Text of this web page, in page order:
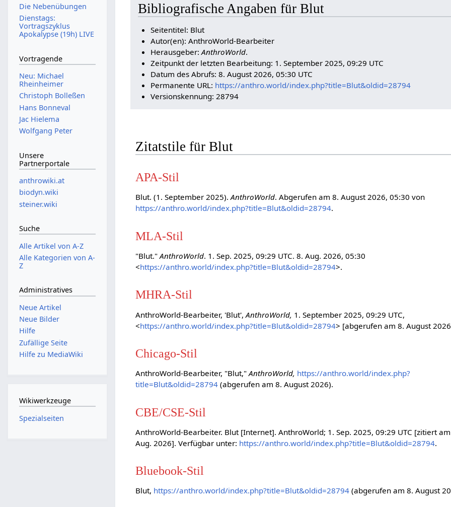
Bibliografische Angaben für Blut
Seitentitel: Blut
Autor(en): AnthroWorld-Bearbeiter
Herausgeber: AnthroWorld.
Zeitpunkt der letzten Bearbeitung: 1. September 2025, 09:29 UTC
Datum des Abrufs: 8. August 2026, 05:30 UTC
Permanente URL: https://anthro.world/index.php?title=Blut&oldid=28794
Versionskennung: 28794
Zitatstile für Blut
APA-Stil
Blut. (1. September 2025).AnthroWorld. Abgerufen am 8. August 2026, 05:30 von
https://anthro.world/index.php?title=Blut&oldid=28794.
MLA-Stil
"Blut."AnthroWorld. 1. Sep. 2025, 09:29 UTC. 8. Aug. 2026, 05:30
<https://anthro.world/index.php?title=Blut&oldid=28794>.
MHRA-Stil
AnthroWorld-Bearbeiter, 'Blut',AnthroWorld, 1. September 2025, 09:29 UTC,
<https://anthro.world/index.php?title=Blut&oldid=28794> [abgerufen am 8. August
Chicago-Stil
AnthroWorld-Bearbeiter, "Blut,"AnthroWorld, https://anthro.world/index.php?
title=Blut&oldid=28794 (abgerufen am 8. August 2026).
CBE/CSE-Stil
AnthroWorld-Bearbeiter. Blut [Internet]. AnthroWorld; 1. Sep. 2025, 09:29 UTC [zitiert
Aug. 2026]. Verfügbar unter: https://anthro.world/index.php?title=Blut&oldid=28794.
Bluebook-Stil
Blut, https://anthro.world/index.php?title=Blut&oldid=28794 (abgerufen am 8. August
Die Nebenübungen
Dienstags:
Vortragszyklus
Apokalypse (19h) LIVE
Vortragende
Neu: Michael
Rheinheimer
Christoph Bolleßen
Hans Bonneval
Jac Hielema
Wolfgang Peter
Unsere
Partnerportale
anthrowiki.at
biodyn.wiki
steiner.wiki
Suche
Alle Artikel von A-Z
Alle Kategorien von A-
Z
Administratives
Neue Artikel
Neue Bilder
Hilfe
Zufällige Seite
Hilfe zu MediaWiki
Wikiwerkzeuge
Spezialseiten